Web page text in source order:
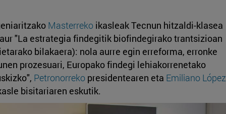
Masterreko ikasleak Tecnun hitzaldi-klasea
"La estrategia findegitik biofindegirako trantsizioan
bilakaera): nola aurre egin erreforma, erronke
prozesuari, Europako findegi lehiakorrenetako
Petronorreko presidentearen eta Emiliano López
bisitariaren eskutik.